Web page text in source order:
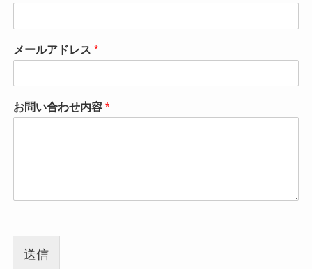
メールアドレス *
お問い合わせ内容 *
送信